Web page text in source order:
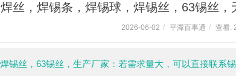
丝，焊锡条，焊锡球，焊锡丝，63锡丝
2026-06-02 / 平潭百事通 / 查看:
锡丝，63锡丝，生产厂家：若需求量大，可以直接联系